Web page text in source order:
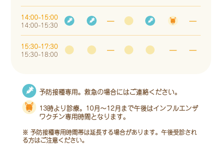
14:00-15:00
14:00-15:30
― ―
15:30-17:30
15:30-18:00
― ― ―
予防接種専用。救急の場合にはご連絡ください。
13時より診療。10月～12月まで午後はインフルエンザ
ワクチン専用時間となります。
※ 予防接種専用時間帯は延長する場合があります。午後受診され
る方はご注意ください。